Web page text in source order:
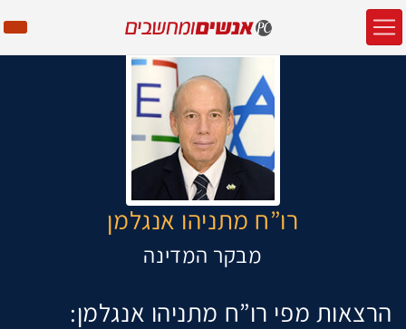
רו”ח מתניהו אנגלמן
מבקר המדינה
הרצאות מפי רו”ח מתניהו אנגלמן: